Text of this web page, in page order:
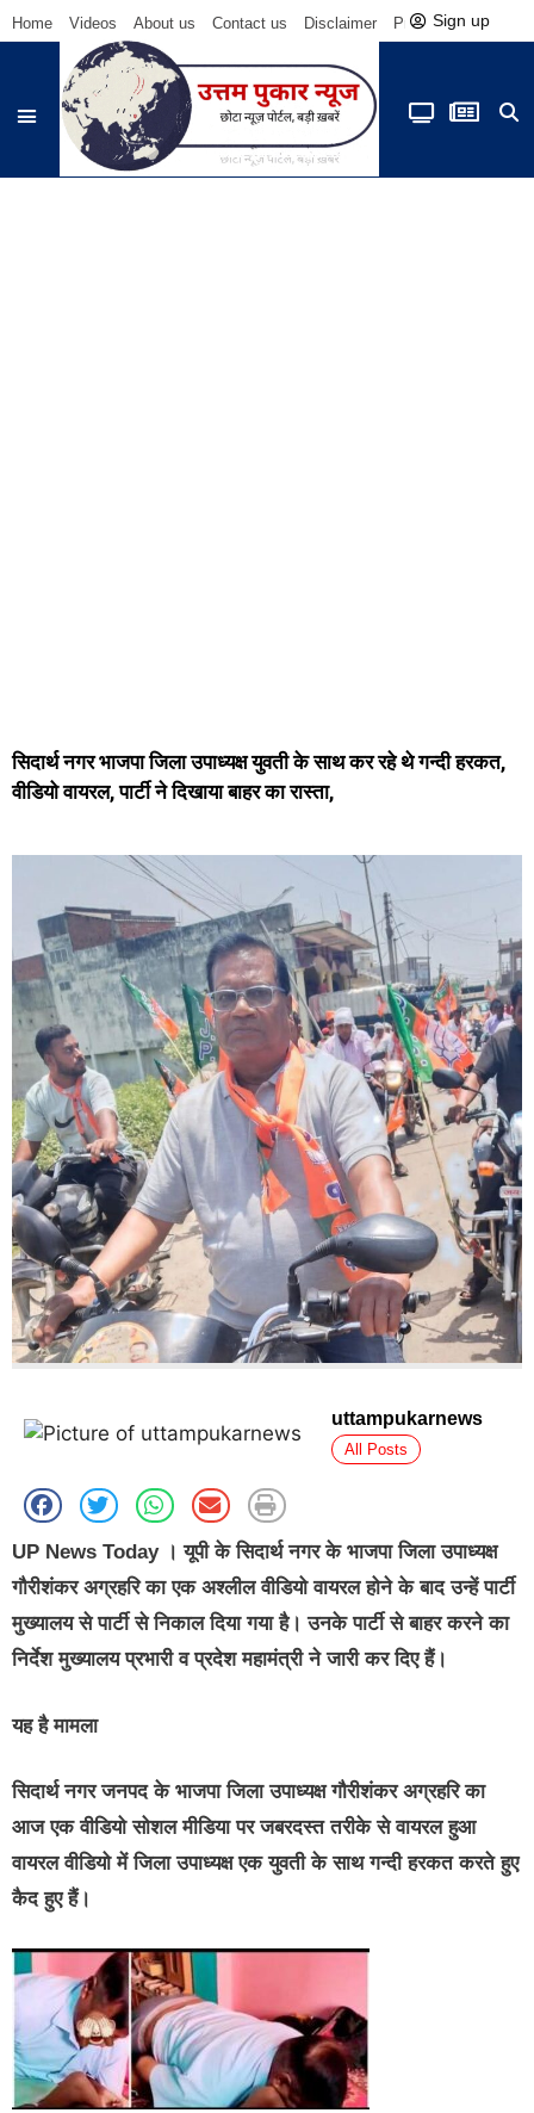
Home Videos About us Contact us Disclaimer Privacy Policy
Sign up
सिदार्थ नगर भाजपा जिला उपाध्यक्ष युवती के साथ कर रहे थे गन्दी हरकत,
वीडियो वायरल, पार्टी ने दिखाया बाहर का रास्ता,
uttampukarnews
All Posts
UP News Today । यूपी के सिदार्थ नगर के भाजपा जिला उपाध्यक्ष
गौरीशंकर अग्रहरि का एक अश्लील वीडियो वायरल होने के बाद उन्हें पार्टी
मुख्यालय से पार्टी से निकाल दिया गया है। उनके पार्टी से बाहर करने का
निर्देश मुख्यालय प्रभारी व प्रदेश महामंत्री ने जारी कर दिए हैं।
यह है मामला
सिदार्थ नगर जनपद के भाजपा जिला उपाध्यक्ष गौरीशंकर अग्रहरि का
आज एक वीडियो सोशल मीडिया पर जबरदस्त तरीके से वायरल हुआ
वायरल वीडियो में जिला उपाध्यक्ष एक युवती के साथ गन्दी हरकत करते हुए
कैद हुए हैं।